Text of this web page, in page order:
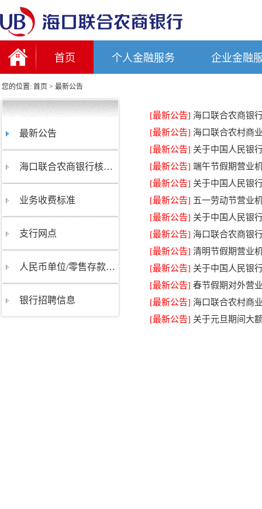
首页 个人金融服务 企业金融
您的位置: 首页 > 最新公告
最新公告
海口联合农商银行核心系统迁移成功
业务收费标准
支行网点
人民币单位/零售存款利率表
银行招聘信息
[最新公告] 海口联合农商银
[最新公告] 海口联合农村商
[最新公告] 关于中国人民银
[最新公告] 端午节假期营业
[最新公告] 关于中国人民银
[最新公告] 五一劳动节营业
[最新公告] 关于中国人民银
[最新公告] 海口联合农商银
[最新公告] 清明节假期营业
[最新公告] 关于中国人民银
[最新公告] 春节假期对外营
[最新公告] 海口联合农村商
[最新公告] 关于元旦期间大